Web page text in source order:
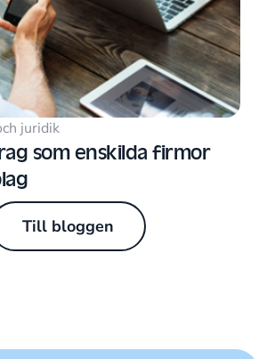
juridik
som enskilda firmor
Till bloggen